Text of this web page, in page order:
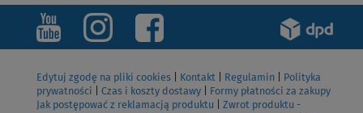
Edytuj zgodę na pliki cookies Kontakt Regulamin
Polityka
prywatności
Czas i koszty dostawy
Formy płatności za zakupy
Jak postępować z reklamacją produktu
Zwrot produktu -